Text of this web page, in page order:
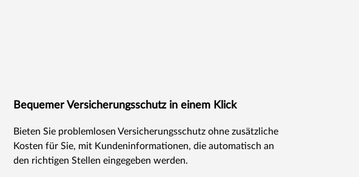
Bequemer Versicherungsschutz in einem Klick
Bieten Sie problemlosen Versicherungsschutz ohne zusätzliche
Kosten für Sie, mit Kundeninformationen, die automatisch an
den richtigen Stellen eingegeben werden.